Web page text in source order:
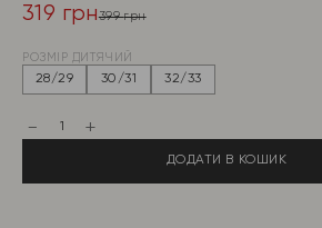
399грн
ціна:
399 грн.
319 грн
ціна:
319 грн.
РОЗМІР ДИТЯЧИЙ
28/29 30/31 32/33
домашні
ДОДАТИ В КОШИК